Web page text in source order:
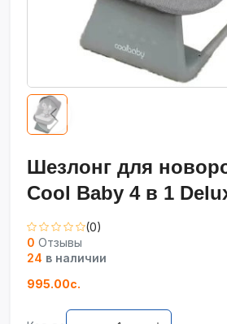
Шезлонг для
Cool Baby 4 в 1
(0)
0 Отзывы
24 в наличии
995.00с.